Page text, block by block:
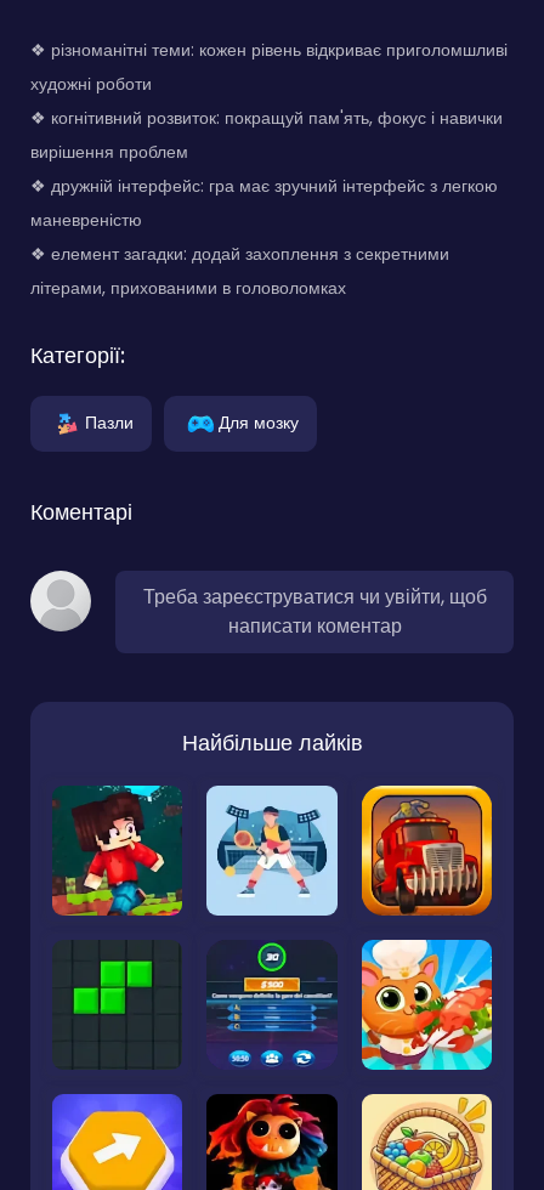
❖ різноманітні теми: кожен рівень відкриває приголомшливі
художні роботи
❖ когнітивний розвиток: покращуй пам'ять, фокус і навички
вирішення проблем
❖ дружній інтерфейс: гра має зручний інтерфейс з легкою
маневреністю
❖ елемент загадки: додай захоплення з секретними
літерами, прихованими в головоломках
Категорії:
Пазли Для мозку
Коментарі
Треба зареєструватися чи увійти, щоб
написати коментар
Найбільше лайків